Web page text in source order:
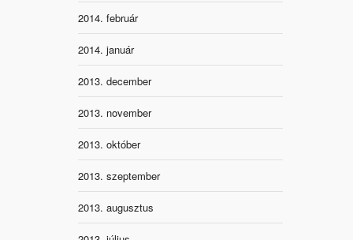
2014. február
2014. január
2013. december
2013. november
2013. október
2013. szeptember
2013. augusztus